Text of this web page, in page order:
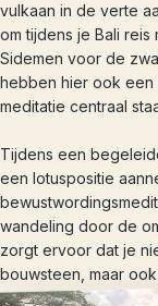
vulkaan in de verte
om tijdens je Bali
Sidemen voor de
hebben hier ook een
meditatie centraal
Tijdens een
een lotuspositie
wandeling door de
zorgt ervoor dat je
bouwsteen, maar